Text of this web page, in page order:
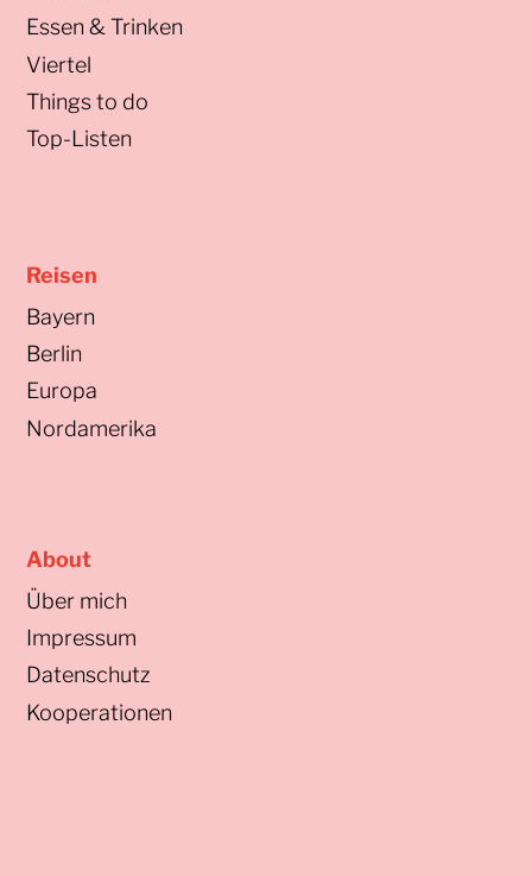
Essen & Trinken
Viertel
Things to do
Top-Listen
Reisen
Bayern
Berlin
Europa
Nordamerika
About
Über mich
Impressum
Datenschutz
Kooperationen